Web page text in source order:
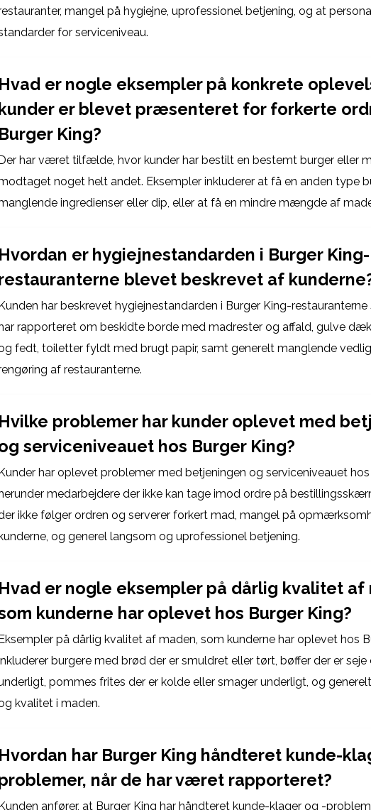
mangel på hygiejne, uprofessionel betjening, og at
for serviceniveau.
Hvad er nogle eksempler på konkrete
kunder er blevet præsenteret for forkerte
Burger King?
har været tilfælde, hvor kunder har bestilt en bestemt burger eller
noget helt andet. Eksempler inkluderer at få en anden type
ingredienser eller dip, eller at få en mindre mængde af
Hvordan er hygiejnestandarden i Burger King-
blevet beskrevet af
har beskrevet hygiejnestandarden i Burger King-
rapporteret om beskidte borde med madrester og affald, gulve
fedt, toiletter fyldt med brugt papir, samt generelt manglende
af restauranterne.
Hvilke problemer har kunder oplevet med
serviceniveauet hos Burger King?
har oplevet problemer med betjeningen og serviceniveauet hos
medarbejdere der ikke kan tage imod ordre på
ikke følger ordren og serverer forkert mad, mangel på
og generel langsom og uprofessionel betjening.
Hvad er nogle eksempler på dårlig kvalitet af
kunderne har oplevet hos Burger King?
på dårlig kvalitet af maden, som kunderne har oplevet hos
burgere med brød der er smuldret eller tørt, bøffer der er seje
pommes frites der er kolde eller smager underligt, og
kvalitet i maden.
Hvordan har Burger King håndteret kunde-
når de har været rapporteret?
anfører, at Burger King har håndteret kunde-klager og -